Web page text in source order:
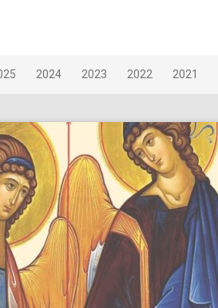
2024 2023 2022 2021